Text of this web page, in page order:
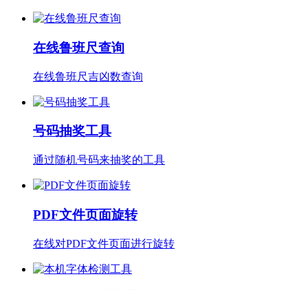
在线鲁班尺查询
在线鲁班尺吉凶数查询
号码抽奖工具
通过随机号码来抽奖的工具
PDF文件页面旋转
在线对PDF文件页面进行旋转